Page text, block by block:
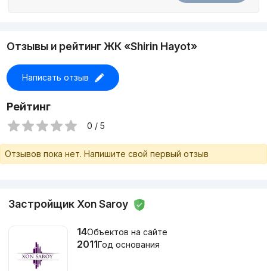
Отзывы и рейтинг ЖК «Shirin Hayot»
Написать отзыв
Рейтинг
0 / 5
Отзывов пока нет. Напишите свой первый отзыв
Застройщик Xon Saroy
14Объектов на сайте
2011Год основания